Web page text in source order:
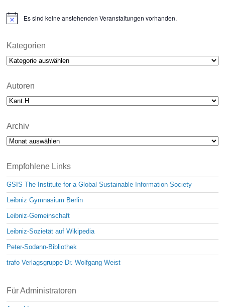
N
i
e
Es sind keine anstehenden Veranstaltungen vorhanden.
Kategorien
Kategorien
Autoren
Archiv
Archiv
Empfohlene Links
GSIS The Institute for a Global Sustainable Information Society
Leibniz Gymnasium Berlin
Leibniz-Gemeinschaft
Leibniz-Sozietät auf Wikipedia
Peter-Sodann-Bibliothek
trafo Verlagsgruppe Dr. Wolfgang Weist
Für Administratoren